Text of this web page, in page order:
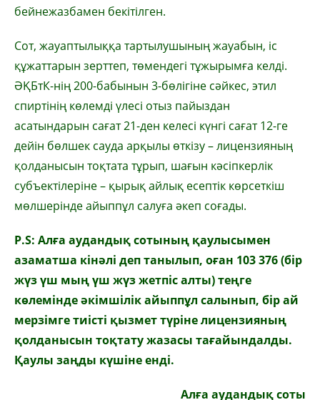
бейнежазбамен бекітілген.
Сот, жауаптылыққа тартылушының жауабын, іс
құжаттарын зерттеп, төмендегі тұжырымға келді.
ӘҚБтК-нің 200-бабынын 3-бөлігіне сәйкес, этил
спиртінің көлемді үлесі отыз пайыздан
асатындарын сағат 21-ден келесі күнгі сағат 12-ге
дейін бөлшек сауда арқылы өткiзу – лицензияның
қолданысын тоқтата тұрып, шағын кәсіпкерлік
субъектілеріне – қырық айлық есептік көрсеткіш
мөлшерінде айыппұл салуға әкеп соғады.
P.S: Алға аудандық сотының қаулысымен
азаматша кінәлі деп танылып, оған 103 376 (бір
жүз үш мың үш жүз жетпіс алты) теңге
көлемінде әкімшілік айыппұл салынып, бір ай
мерзімге тиісті қызмет түріне лицензияның
қолданысын тоқтату жазасы тағайындалды.
Қаулы заңды күшіне енді.
Алға аудандық соты